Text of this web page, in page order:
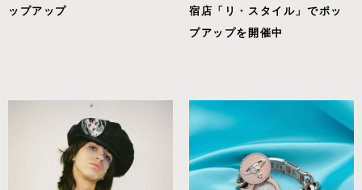
ップアップ
宿店「リ・スタイル」でポッ
プアップを開催中